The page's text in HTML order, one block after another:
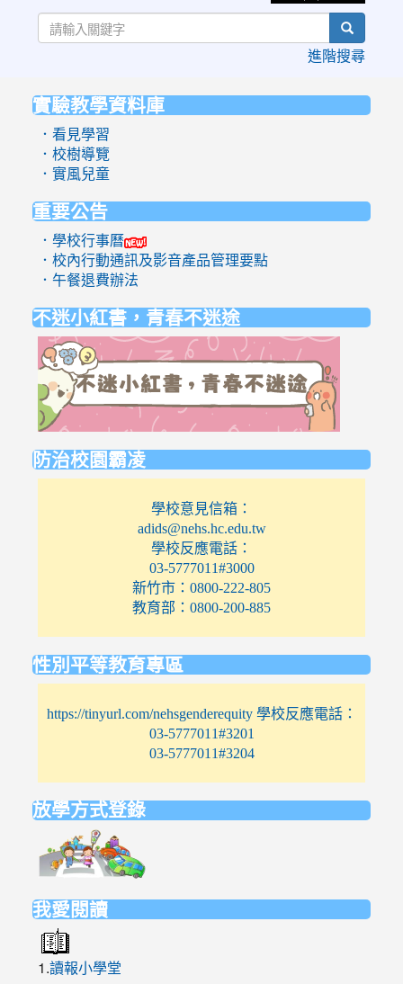
search
進階搜尋
實驗教學資料庫
．看見學習
．校樹導覽
．實風兒童
重要公告
．學校行事曆
．校內行動通訊及影音產品管理要點
．午餐退費辦法
不迷小紅書，青春不迷途
防治校園霸凌
學校意見信箱：
adids@nehs.hc.edu.tw
學校反應電話：
03-5777011#3000
新竹市：0800-222-805
教育部：0800-200-885
性別平等教育專區
https://tinyurl.com/nehsgenderequity 學校反應電話：
03-5777011#3201
03-5777011#3204
放學方式登錄
https://elem.nehs.hc.edu.tw/traffic/
我愛閱讀
1.讀報小學堂